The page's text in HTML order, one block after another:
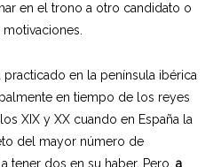
en el trono a otro candidato o
en la península ibérica
en tiempo de los reyes
XIX y XX cuando en España la
del mayor número de
tener dos en su haber. Pero, a